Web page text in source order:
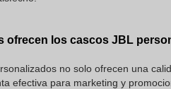
ofrecen los cascos JBL
no solo ofrecen una
efectiva para marketing y